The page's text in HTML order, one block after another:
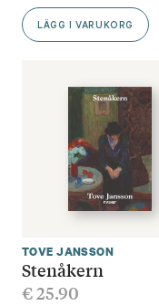
LÄGG I VARUKORG
TOVE JANSSON
Stenåkern
€25.90